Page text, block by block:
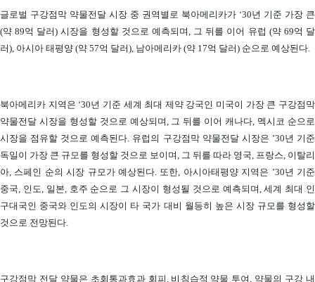
글로벌 구강점막 약물전달 시장 중 권역별로 북아메리카가 ‘30년 기준 가장 큰
(약 89억 달러) 시장을 형성할 것으로 예측되며, 그 뒤를 이어 유럽 (약 69억 달
러), 아시아 태평양 (약 57억 달러), 남아메리카 (약 17억 달러) 순으로 예상된다.
북아메리카 지역은 ‘30년 기준 세계 최대 제약 강국인 미국이 가장 큰 구강점막
약물전달 시장을 형성할 것으로 예상되며, 그 뒤를 이어 캐나다, 멕시코 순으로
시장을 점유할 것으로 예측된다. 유럽의 구강점막 약물전달 시장은 ’30년 기준
독일이 가장 큰 규모를 형성할 것으로 보이며, 그 뒤를 따라 영국, 프랑스, 이탈리
아, 스페인 순의 시장 규모가 예상된다. 또한, 아시아태평양 지역은 ’30년 기준
중국, 인도, 일본, 호주 순으로 그 시장이 형성될 것으로 예측되며, 세계 최대 인
구대국인 중국와 인도의 시장이 타 국가 대비 월등히 높은 시장 규모를 형성할
것으로 전망된다.
구강점막 전달 약물은 초회통과효과 회피, 비침습적 약물 투여, 약물의 구강 내